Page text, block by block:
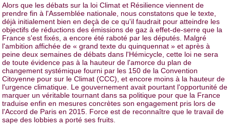
Alors que les débats sur la loi Climat et Résilience viennent de
prendre fin à l'Assemblée nationale, nous constatons que le texte,
déjà initialement bien en deçà de ce qu'il faudrait pour atteindre les
objectifs de réductions des émissions de gaz à effet-de-serre que la
France s'est fixés, a encore été raboté par les députés. Malgré
l'ambition affichée de « grand texte du quinquennat » et après à
peine deux semaines de débats dans l'Hémicycle, cette loi ne sera
de toute évidence pas à la hauteur de l'amorce du plan de
changement systémique fourni par les 150 de la Convention
Citoyenne pour sur le Climat (CCC), et encore moins à la hauteur de
l'urgence climatique. Le gouvernement avait pourtant l'opportunité de
marquer un véritable tournant dans sa politique pour que la France
traduise enfin en mesures concrètes son engagement pris lors de
l'Accord de Paris en 2015. Force est de reconnaître que le travail de
sape des lobbies a porté ses fruits.